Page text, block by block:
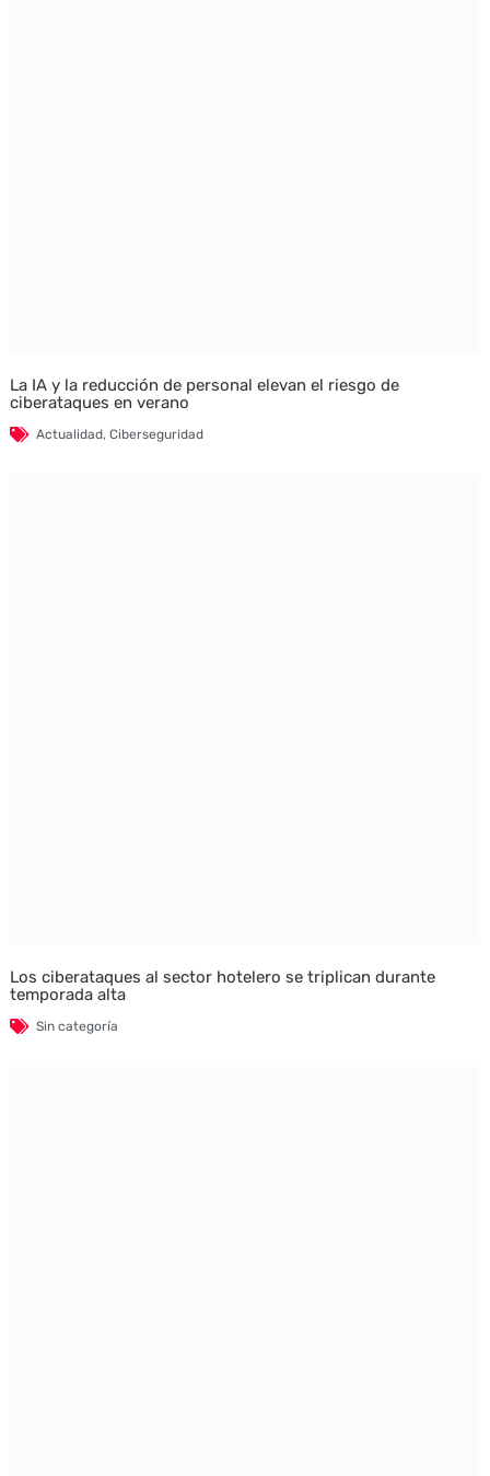
La IA y la reducción de personal elevan el riesgo de
ciberataques en verano
Actualidad, Ciberseguridad
Los ciberataques al sector hotelero se triplican durante
temporada alta
Sin categoría